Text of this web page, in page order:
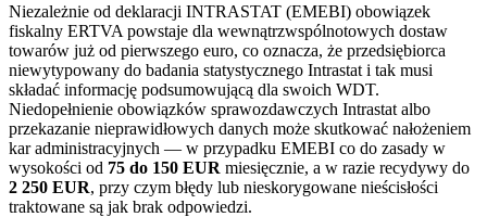
Niezależnie od deklaracji INTRASTAT (EMEBI) obowiązek
fiskalny ERTVA powstaje dla wewnątrzwspólnotowych dostaw
towarów już od pierwszego euro, co oznacza, że przedsiębiorca
niewytypowany do badania statystycznego Intrastat i tak musi
składać informację podsumowującą dla swoich WDT.
Niedopełnienie obowiązków sprawozdawczych Intrastat albo
przekazanie nieprawidłowych danych może skutkować nałożeniem
kar administracyjnych — w przypadku EMEBI co do zasady w
wysokości od 75 do 150 EUR miesięcznie, a w razie recydywy do
2 250 EUR, przy czym błędy lub nieskorygowane nieścisłości
traktowane są jak brak odpowiedzi.